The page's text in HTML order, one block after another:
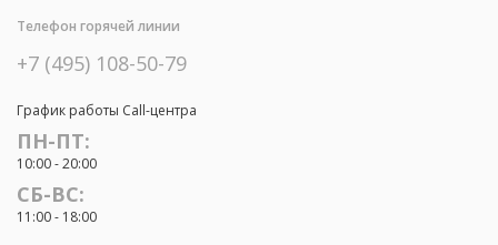
Телефон горячей линии
+7 (495) 108-50-79
График работы Call-центра
ПН-ПТ:
10:00 - 20:00
СБ-ВС:
11:00 - 18:00